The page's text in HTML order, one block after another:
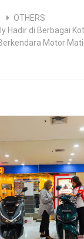
OTHERS
Hadir di Berbagai
Motor